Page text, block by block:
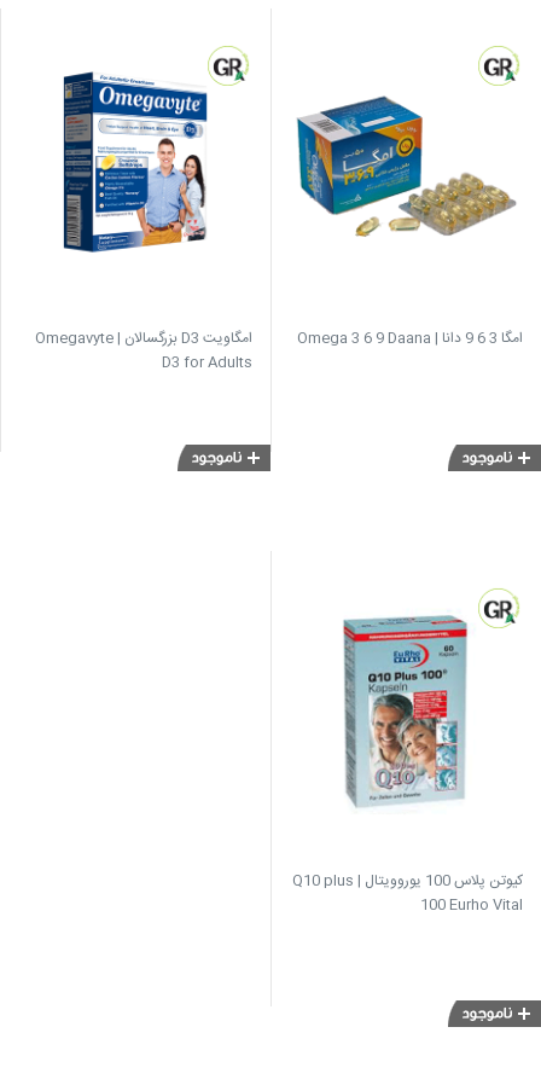
امگا 3 6 9 دانا | Omega 3 6 9 Daana
امگاویت D3 بزرگسالان | Omegavyte
D3 for Adults
کیوتن پلاس 100 یوروویتال | Q10 plus
100 Eurho Vital